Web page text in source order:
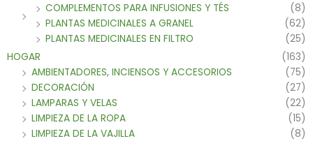
COMPLEMENTOS PARA INFUSIONES Y TÉS
(8)
PLANTAS MEDICINALES A GRANEL
(62)
PLANTAS MEDICINALES EN FILTRO
(25)
HOGAR
(163)
AMBIENTADORES, INCIENSOS Y ACCESORIOS
(75)
DECORACIÓN
(27)
LAMPARAS Y VELAS
(22)
LIMPIEZA DE LA ROPA
(15)
LIMPIEZA DE LA VAJILLA
(8)